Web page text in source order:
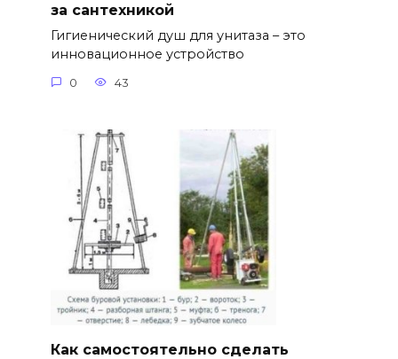
за сантехникой
Гигиенический душ для унитаза – это
инновационное устройство
0 43
Как самостоятельно сделать